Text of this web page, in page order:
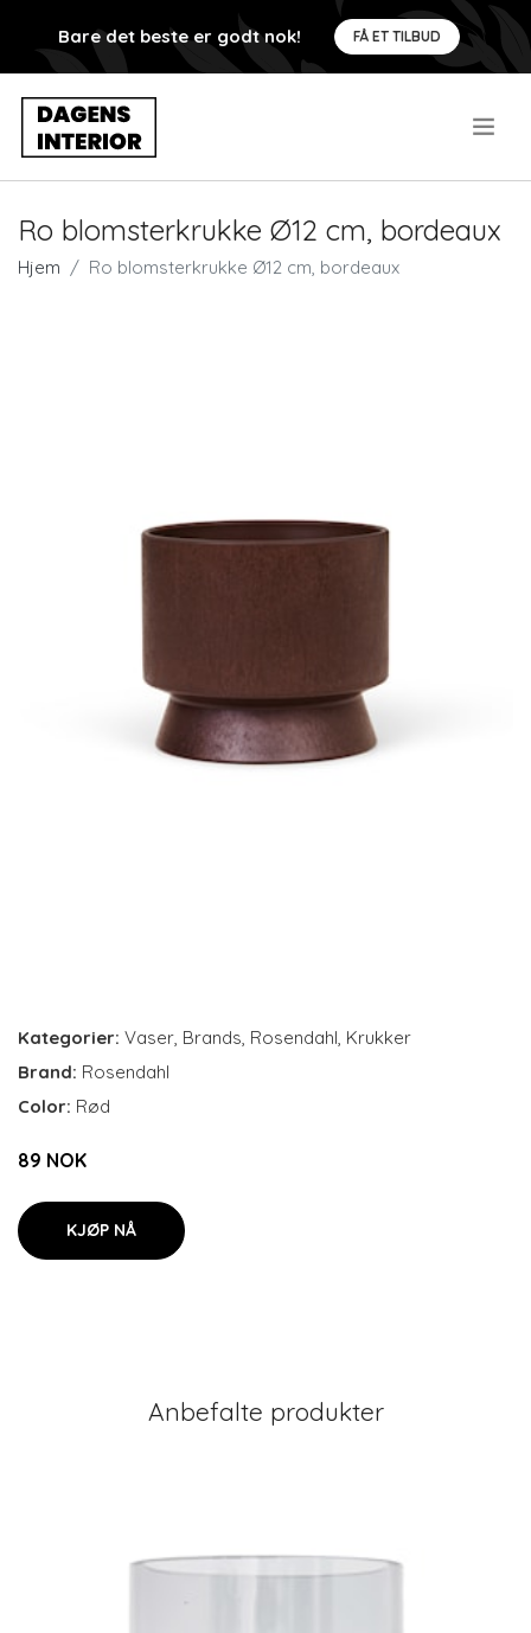
Bare det beste er godt nok! FÅ ET TILBUD
Ro blomsterkrukke Ø12 cm, bordeaux
Hjem Ro blomsterkrukke Ø12 cm, bordeaux
Kategorier: Vaser Brands Rosendahl Krukker
Brand: Rosendahl
Color: Rød
89 NOK
KJØP NÅ
Anbefalte produkter